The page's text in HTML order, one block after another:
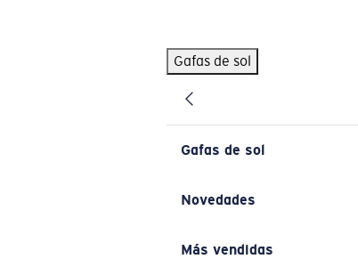
Gafas de sol
Gafas de sol
Novedades
Más vendidas
BÚSQUEDAS POPULARES
Pilothouse PRO Limited Edition Pack
Gafas de sol personalizadas
Los más vendidos de gafas de sol